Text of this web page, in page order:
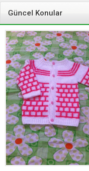
Güncel Konular